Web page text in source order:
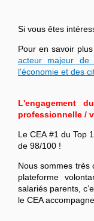
Si vous êtes
Pour en savoir
acteur majeur
l'économie et des
L'engagement
professionnelle /
Le CEA #1 du Top
de 98/100 !
Nous sommes très
plateforme
salariés parents,
le CEA